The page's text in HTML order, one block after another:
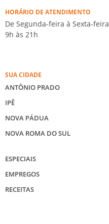
HORÁRIO DE ATENDIMENTO
De Segunda-feira à Sexta-feira
9h às 21h
SUA CIDADE
ANTÔNIO PRADO
IPÊ
NOVA PÁDUA
NOVA ROMA DO SUL
ESPECIAIS
EMPREGOS
RECEITAS